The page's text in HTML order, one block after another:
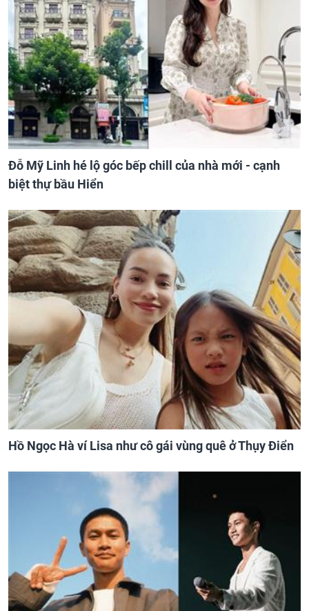
Đỗ Mỹ Linh hé lộ góc bếp chill của nhà mới - cạnh
biệt thự bầu Hiển
Hồ Ngọc Hà ví Lisa như cô gái vùng quê ở Thụy Điển